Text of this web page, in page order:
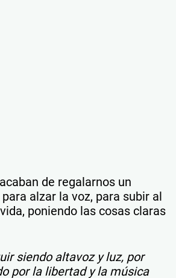
de regalarnos un
alzar la voz, para subir al
poniendo las cosas claras
siendo altavoz y luz, por
por la libertad y la música